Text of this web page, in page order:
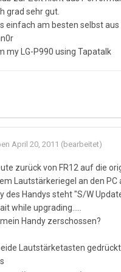
grad sehr gut.
einfach am besten selbst
my LG-P990 using Tapatalk
April 20, 2011 (bearbeitet)
zurück von FR12 auf die
Lautstärkeriegel an den PC
des Handys steht "S/W
while upgrading.....
Handy zerschossen?
Lautstärketasten